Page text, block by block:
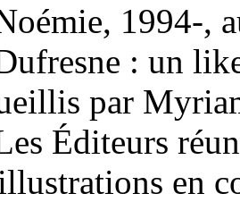
1994-,
: un
par
Éditeurs
en